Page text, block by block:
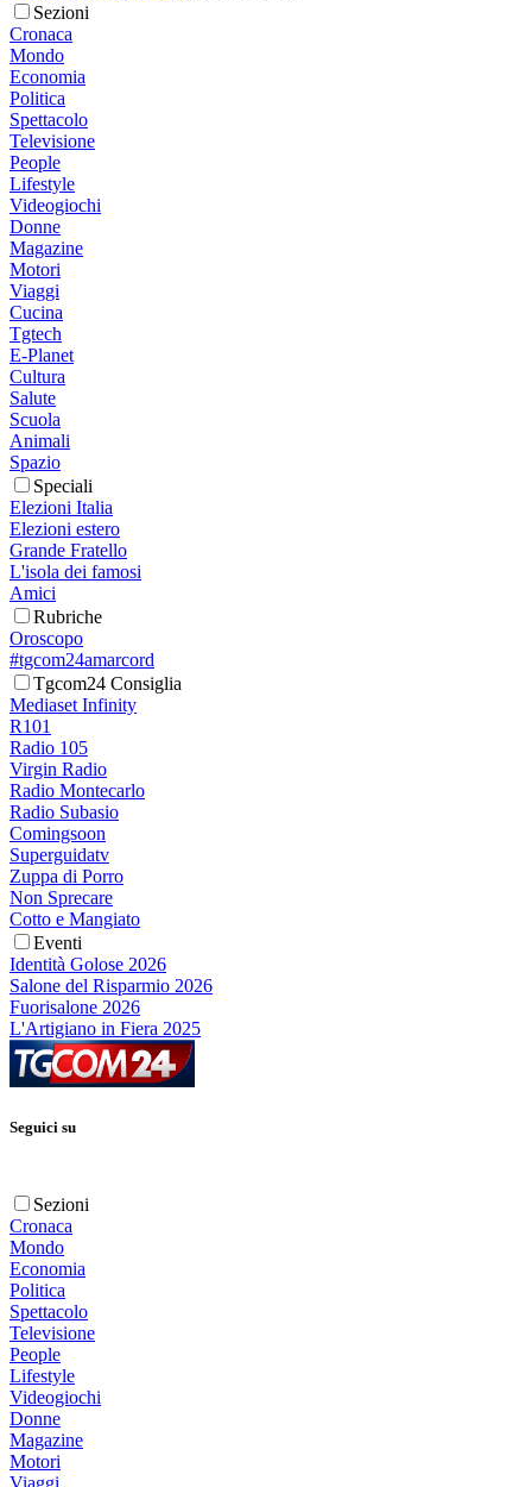
Sezioni
Cronaca
Mondo
Economia
Politica
Spettacolo
Televisione
People
Lifestyle
Videogiochi
Donne
Magazine
Motori
Viaggi
Cucina
Tgtech
E-Planet
Cultura
Salute
Scuola
Animali
Spazio
Speciali
Elezioni Italia
Elezioni estero
Grande Fratello
L'isola dei famosi
Amici
Rubriche
Oroscopo
#tgcom24amarcord
Tgcom24 Consiglia
Mediaset Infinity
R101
Radio 105
Virgin Radio
Radio Montecarlo
Radio Subasio
Comingsoon
Superguidatv
Zuppa di Porro
Non Sprecare
Cotto e Mangiato
Eventi
Identità Golose 2026
Salone del Risparmio 2026
Fuorisalone 2026
L'Artigiano in Fiera 2025
Seguici su
Sezioni
Cronaca
Mondo
Economia
Politica
Spettacolo
Televisione
People
Lifestyle
Videogiochi
Donne
Magazine
Motori
Viaggi